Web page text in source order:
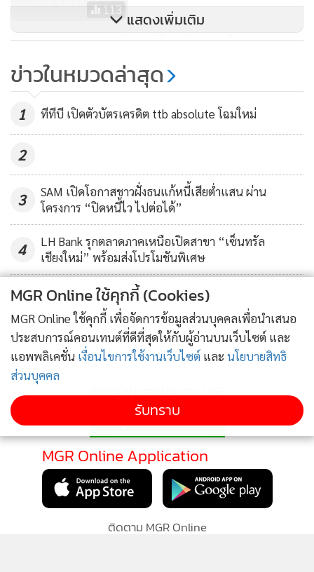
113
262
กรุงศรีเผยเงินบาทแข็งค่า คาด
ปี หลังเฟดลดดอกเบี้ย
แสดงเพิ่มเติม
ข่าวในหมวดล่าสุด
1 ทีทีบี เปิดตัวบัตรเครดิต ttb absolute โฉมใหม่
2
3
SAM เปิดโอกาสชาวฝั่งธนแก้หนี้เสียต่ำแสน ผ่าน
โครงการ “ปิดหนี้ไว ไปต่อได้”
4
LH Bank รุกตลาดภาคเหนือเปิดสาขา “เซ็นทรัล
เชียงใหม่” พร้อมส่งโปรโมชันพิเศษ
ข่าวอื่นในหมวด
ติดตามข่าวสารผ่านทาง LINE
MGR Online Application
ติดตาม MGR Online
MGR Online ใช้คุกกี้ (Cookies)
MGR Online ใช้คุกกี้ เพื่อจัดการข้อมูลส่วนบุคคลเพื่อนำเสนอ
ประสบการณ์คอนเทนต์ที่ดีที่สุดให้กับผู้อ่านบนเว็บไซต์ และ
แอพพลิเคชั่น เงื่อนไขการใช้งานเว็บไซต์ และ นโยบายสิทธิ
ส่วนบุคคล
รับทราบ